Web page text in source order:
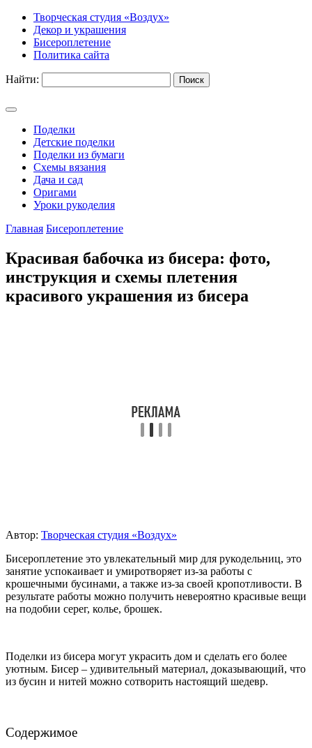
Творческая студия «Воздух»
Декор и украшения
Бисероплетение
Политика сайта
Найти:
Поделки
Детские поделки
Поделки из бумаги
Схемы вязания
Дача и сад
Оригами
Уроки рукоделия
Главная Бисероплетение
Красивая бабочка из бисера: фото,
инструкция и схемы плетения
красивого украшения из бисера
Автор: Творческая студия «Воздух»
Бисероплетение это увлекательный мир для рукодельниц, это
занятие успокаивает и умиротворяет из-за работы с
крошечными бусинами, а также из-за своей кропотливости. В
результате работы можно получить невероятно красивые вещи
на подобии серег, колье, брошек.
Поделки из бисера могут украсить дом и сделать его более
уютным. Бисер – удивительный материал, доказывающий, что
из бусин и нитей можно сотворить настоящий шедевр.
Содержимое